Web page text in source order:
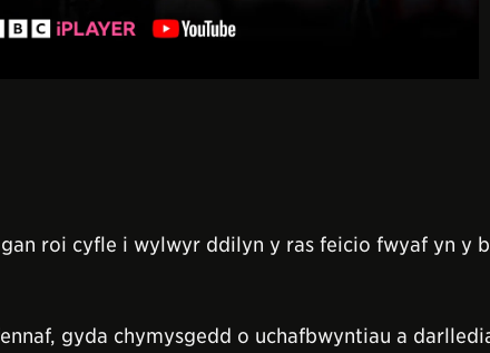
roi cyfle i wylwyr ddilyn y ras feicio fwyaf yn y
gyda chymysgedd o uchafbwyntiau a